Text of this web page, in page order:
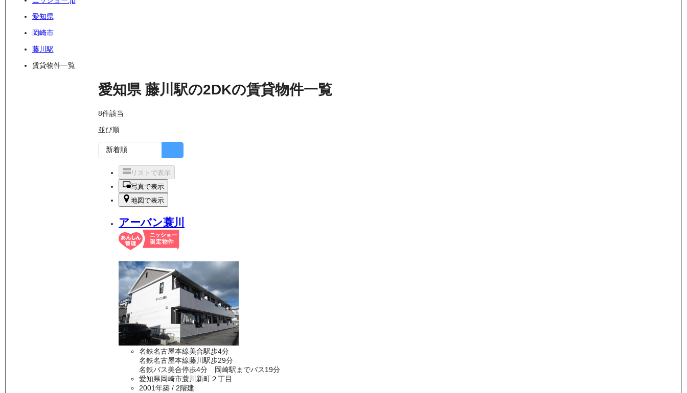
愛知県
岡崎市
藤川駅
賃貸物件一覧
愛知県 藤川駅の2DKの賃貸物件一覧
8件該当
並び順
リストで表示
写真で表示
地図で表示
アーバン蓑川
名鉄名古屋本線美合駅歩4分
名鉄名古屋本線藤川駅歩29分
名鉄バス美合停歩4分 岡崎駅までバス19分
愛知県岡崎市蓑川新町２丁目
2001年築 / 2階建